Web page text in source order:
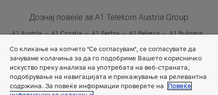
Дознај повеќе за A1 Telekom Austria Group
A1 Austria A1 Croatia A1 Serbia A1 Belarus
A1 Bulgaria
Со кликање на копчето "Се согласувам", се согласувате да
зачуваме колачиња за да го подобриме Вашето корисничко
искуство преку анализа на употребата на веб-страната,
подобрување на навигацијата и прикажување на релевантна
содржина. За повеќе информации проверете на
Повеќе